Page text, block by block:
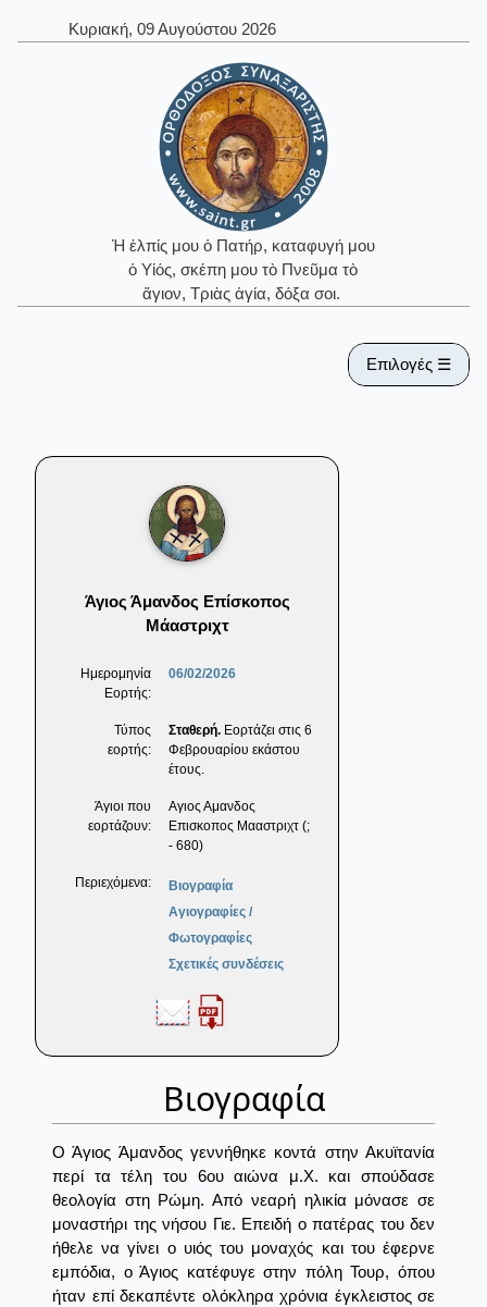
Κυριακή, 09 Αυγούστου 2026
Ἡ ἐλπίς μου ὁ Πατήρ, καταφυγή μου
ὁ Υἱός, σκέπη μου τὸ Πνεῦμα τὸ
ἅγιον, Τριὰς ἁγία, δόξα σοι.
Επιλογές ☰
Άγιος Άμανδος Επίσκοπος
Μάαστριχτ
Ημερομηνία
Εορτής:
06/02/2026
Τύπος
εορτής:
Σταθερή. Εορτάζει στις 6
Φεβρουαρίου εκάστου
έτους.
Άγιοι που
εορτάζουν:
Αγιος Αμανδος
Επισκοπος Μααστριχτ (;
- 680)
Περιεχόμενα:
Βιογραφία
Αγιογραφίες /
Φωτογραφίες
Σχετικές συνδέσεις
Βιογραφία
Ο Άγιος Άμανδος γεννήθηκε κοντά στην Ακυϊτανία
περί τα τέλη του 6ου αιώνα μ.Χ. και σπούδασε
θεολογία στη Ρώμη. Από νεαρή ηλικία μόνασε σε
μοναστήρι της νήσου Γιε. Επειδή ο πατέρας του δεν
ήθελε να γίνει ο υιός του μοναχός και του έφερνε
εμπόδια, ο Άγιος κατέφυγε στην πόλη Τουρ, όπου
ήταν επί δεκαπέντε ολόκληρα χρόνια έγκλειστος σε